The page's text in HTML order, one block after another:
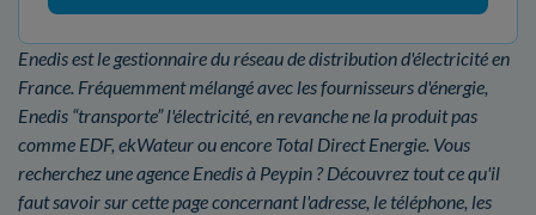
Enedis est le gestionnaire du réseau de distribution d'électricité en
France. Fréquemment mélangé avec les fournisseurs d'énergie,
Enedis “transporte” l'électricité, en revanche ne la produit pas
comme EDF, ekWateur ou encore Total Direct Energie. Vous
recherchez une agence Enedis à Peypin ? Découvrez tout ce qu'il
faut savoir sur cette page concernant l'adresse, le téléphone, les